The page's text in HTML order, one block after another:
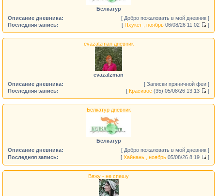
Белкатур
Описание дневника:
[ Добро пожаловать в мой дневник ]
Последняя запись:
[ Пхукет , ноябрь 06/08/26 11:02 ]
evazalzman дневник
evazalzman
Описание дневника:
[ Записки пряничной феи ]
Последняя запись:
[ Красивое (35) 05/08/26 13:13 ]
Белкатур дневник
Белкатур
Описание дневника:
[ Добро пожаловать в мой дневник ]
Последняя запись:
[ Хайнань , ноябрь 05/08/26 8:19 ]
Вяжу - не спешу